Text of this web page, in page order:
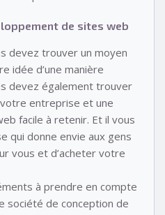
de sites web
devez trouver un moyen
idée d’une manière
devez également trouver
entreprise et une
facile à retenir. Et il vous
qui donne envie aux gens
vous et d’acheter votre
à prendre en compte
société de conception de